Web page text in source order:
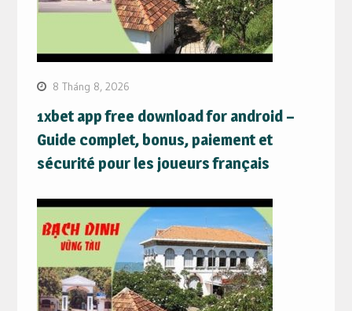
8 Tháng 8, 2026
1xbet app free download for android –
Guide complet, bonus, paiement et
sécurité pour les joueurs français